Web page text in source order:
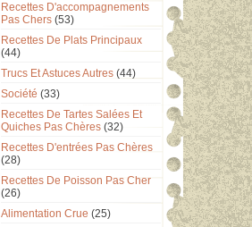
Recettes D'accompagnements
Pas Chers (53)
Recettes De Plats Principaux
(44)
Trucs Et Astuces Autres (44)
Société (33)
Recettes De Tartes Salées Et
Quiches Pas Chères (32)
Recettes D'entrées Pas Chères
(28)
Recettes De Poisson Pas Cher
(26)
Alimentation Crue (25)